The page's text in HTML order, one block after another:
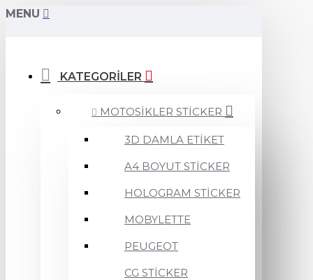
MENU
KATEGORİLER
MOTOSİKLER STİCKER
3D DAMLA ETİKET
A4 BOYUT STİCKER
HOLOGRAM STİCKER
MOBYLETTE
PEUGEOT
CG STİCKER